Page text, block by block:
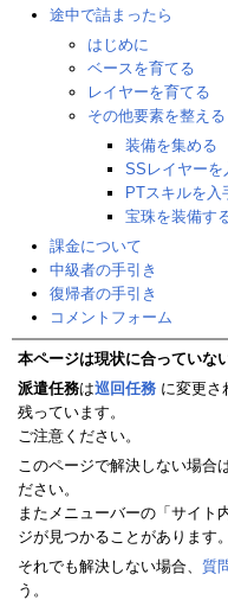
途中で詰まったら
はじめに
ベースを育てる
レイヤーを育てる
その他要素を整える
装備を集める
SSレイヤーを
PTスキルを入
宝珠を装備す
課金について
中級者の手引き
復帰者の手引き
コメントフォーム
本ページは現状に合っていな
派遣任務は巡回任務 に変更さ
残っています。
ご注意ください。
このページで解決しない場合
ださい。
またメニューバーの「サイト
ジが見つかることがあります。
それでも解決しない場合、 質
う。